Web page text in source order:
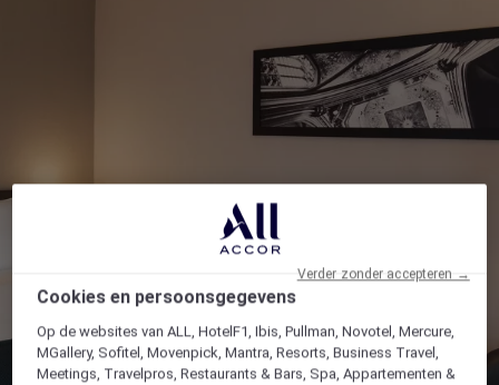
Cookies en persoonsgegevens
Op de websites van ALL, HotelF1, Ibis, Pullman, Novotel, Mercure,
MGallery, Sofitel, Movenpick, Mantra, Resorts, Business Travel,
Meetings, Travelpros, Restaurants & Bars, Spa, Appartementen &
Verder zonder accepteren →